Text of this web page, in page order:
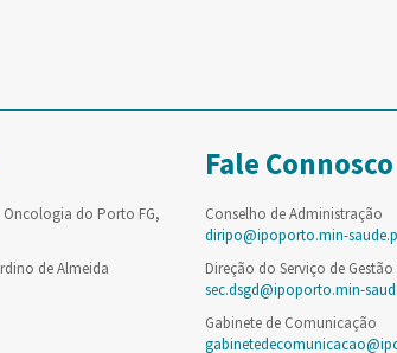
do Porto FG,
de Almeida
Fale Connosco
Conselho de Administração
diripo@ipoporto.min-
Direção do Serviço de
sec.dsgd@ipoporto.min-
Gabinete de Comunicação